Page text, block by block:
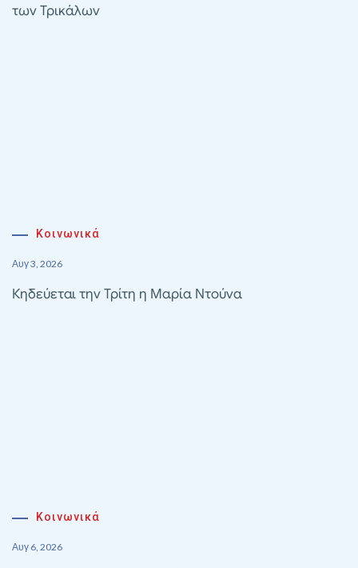
των Τρικάλων
Κοινωνικά
Αυγ 3, 2026
Κηδεύεται την Τρίτη η Μαρία Ντούνα
Κοινωνικά
Αυγ 6, 2026